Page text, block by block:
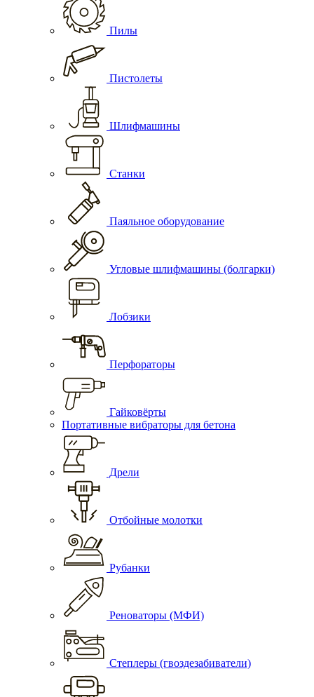
Пилы
Пистолеты
Шлифмашины
Станки
Паяльное оборудование
Угловые шлифмашины (болгарки)
Лобзики
Перфораторы
Гайковёрты
Портативные вибраторы для бетона
Дрели
Отбойные молотки
Рубанки
Реноваторы (МФИ)
Степлеры (гвоздезабиватели)